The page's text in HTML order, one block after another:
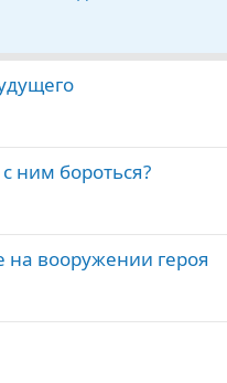
н
ы е
н
ним бороться?
на вооружении героя